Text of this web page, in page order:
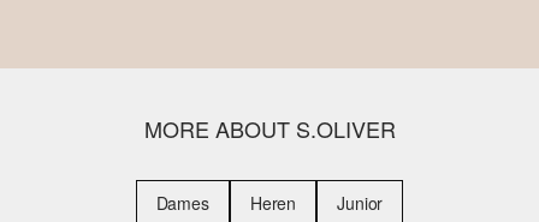
MORE ABOUT S.OLIVER
Dames Heren Junior